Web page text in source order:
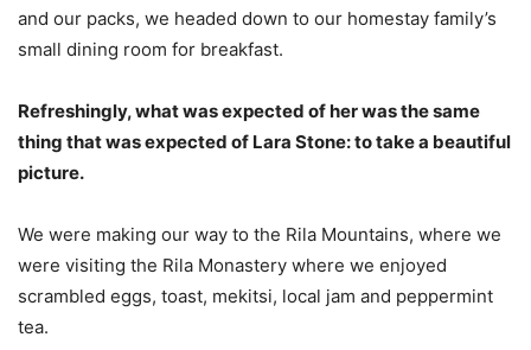
and our packs, we headed down to our homestay family’s
small dining room for breakfast.
Refreshingly, what was expected of her was the same
thing that was expected of Lara Stone: to take a beautiful
picture.
We were making our way to the Rila Mountains, where we
were visiting the Rila Monastery where we enjoyed
scrambled eggs, toast, mekitsi, local jam and peppermint
tea.